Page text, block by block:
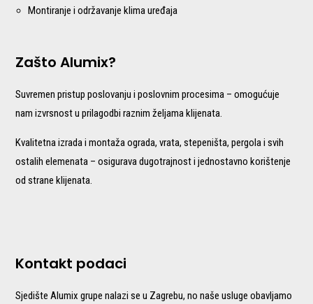
Montiranje i održavanje klima uređaja
Zašto Alumix?
Suvremen pristup poslovanju i poslovnim procesima – omogućuje
nam izvrsnost u prilagodbi raznim željama klijenata.
Kvalitetna izrada i montaža ograda, vrata, stepeništa, pergola i svih
ostalih elemenata – osigurava dugotrajnost i jednostavno korištenje
od strane klijenata.
Kontakt podaci
Sjedište Alumix grupe nalazi se u Zagrebu, no naše usluge obavljamo